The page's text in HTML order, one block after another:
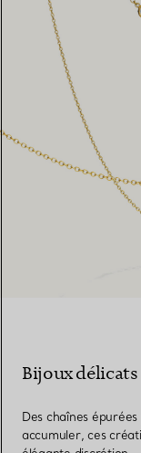
Bijoux délicats
Des chaînes
accumuler, ces